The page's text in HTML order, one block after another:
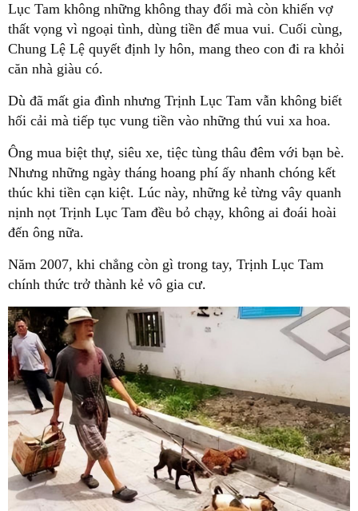
Lục Tam không những không thay đổi mà còn khiến vợ
thất vọng vì ngoại tình, dùng tiền để mua vui. Cuối cùng,
Chung Lệ Lệ quyết định ly hôn, mang theo con đi ra khỏi
căn nhà giàu có.
Dù đã mất gia đình nhưng Trịnh Lục Tam vẫn không biết
hối cải mà tiếp tục vung tiền vào những thú vui xa hoa.
Ông mua biệt thự, siêu xe, tiệc tùng thâu đêm với bạn bè.
Nhưng những ngày tháng hoang phí ấy nhanh chóng kết
thúc khi tiền cạn kiệt. Lúc này, những kẻ từng vây quanh
nịnh nọt Trịnh Lục Tam đều bỏ chạy, không ai đoái hoài
đến ông nữa.
Năm 2007, khi chẳng còn gì trong tay, Trịnh Lục Tam
chính thức trở thành kẻ vô gia cư.